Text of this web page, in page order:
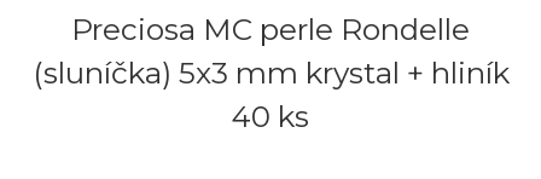
Preciosa MC perle Rondelle
(sluníčka) 5x3 mm krystal + hliník
40 ks